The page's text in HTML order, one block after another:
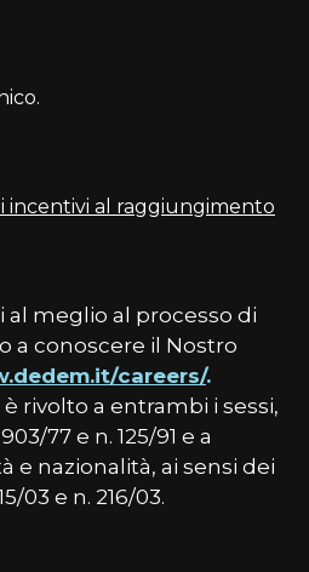
incentivi al raggiungimento
al meglio al processo di
a conoscere il Nostro
careers/.
rivolto a entrambi i sessi,
77 e n. 125/91 e a
e nazionalità, ai sensi dei
03 e n. 216/03.